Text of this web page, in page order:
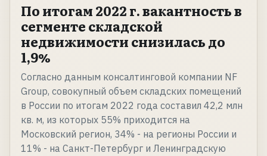
По итогам 2022 г. вакантность в
сегменте складской
недвижимости снизилась до
1,9%
Согласно данным консалтинговой компании NF
Group, совокупный объем складских помещений
в России по итогам 2022 года составил 42,2 млн
кв. м, из которых 55% приходится на
Московский регион, 34% - на регионы России и
11% - на Санкт-Петербург и Ленинградскую